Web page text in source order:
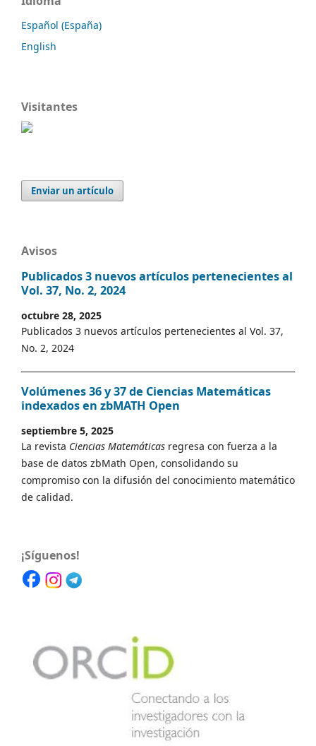
Español (España)
English
Visitantes
Enviar un artículo
Avisos
Publicados 3 nuevos artículos pertenecientes al
Vol. 37, No. 2, 2024
octubre 28, 2025
Publicados 3 nuevos artículos pertenecientes al Vol. 37,
No. 2, 2024
Volúmenes 36 y 37 de Ciencias Matemáticas
indexados en zbMATH Open
septiembre 5, 2025
La revista Ciencias Matemáticas regresa con fuerza a la
base de datos zbMath Open, consolidando su
compromiso con la difusión del conocimiento matemático
de calidad.
¡Síguenos!